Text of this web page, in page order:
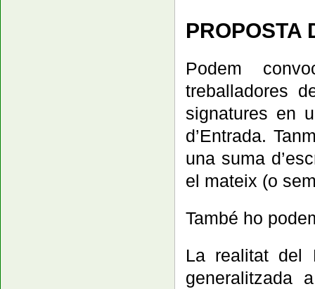
PROPOSTA
Podem
treballadores
signatures en
d’Entrada.
una suma
el mateix (o
També ho
La realitat del
generalitzada